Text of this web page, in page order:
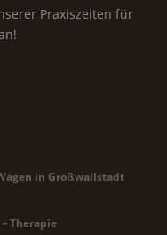
Praxiszeiten für
in Großwallstadt
Therapie